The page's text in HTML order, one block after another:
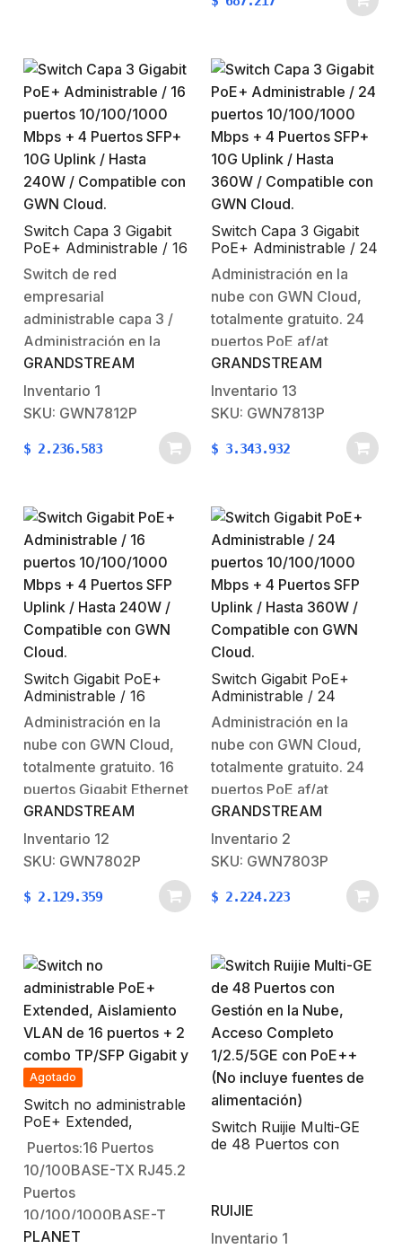
Switch Capa 3 Gigabit
PoE+ Administrable / 16
puertos 10/100/1000
Mbps + 4 Puertos SFP+
10G Uplink / Hasta
240W / Compatible con
GWN Cloud.
Switch de red
empresarial
administrable capa 3 /
Administración en la
nube con GWN Cloud,
totalmente gratuito.La
serie GWN7810 son
administrables de capa
empresas crear redes
comerciales escalables,
seguras, de alto
rendimiento e
inteligentes…
GRANDSTREAM
Inventario 1
SKU: GWN7812P
$ 2.236.583
Switch Capa 3 Gigabit
PoE+ Administrable / 24
puertos 10/100/1000
Mbps + 4 Puertos SFP+
10G Uplink / Hasta
360W / Compatible con
GWN Cloud.
Administración en la
nube con GWN Cloud,
totalmente gratuito. 24
puertos PoE af/at
Gigabit Ethernet.Poe
hasta 360W4 puertos
SFP+ 10G
Uplink.Administrado por
GWN.Cloud, GWN
GWN701X.GVRP para
realizar distribución,
registro y atributos
dinámicos de VLAN
propagación, reducir la
cantidad de
configuración manual
y…
GRANDSTREAM
Inventario 13
SKU: GWN7813P
$ 3.343.932
Switch Gigabit PoE+
Administrable / 16
puertos 10/100/1000
Mbps + 4 Puertos SFP
Uplink / Hasta 240W /
Compatible con GWN
Cloud.
Administración en la
nube con GWN Cloud,
totalmente gratuito. 16
puertos Gigabit Ethernet
PoE+.4 puertos SFP
Uplink.Administrado por
GWN.Cloud, GWN
Manager y GWN700X
&Enrutadores
registro y atributos
dinámicos de VLAN
propagación, reducir la
cantidad de
configuración manual y
garantizar la corrección
de…
GRANDSTREAM
Inventario 12
SKU: GWN7802P
$ 2.129.359
Switch Gigabit PoE+
Administrable / 24
puertos 10/100/1000
Mbps + 4 Puertos SFP
Uplink / Hasta 360W /
Compatible con GWN
Cloud.
Administración en la
nube con GWN Cloud,
totalmente gratuito. 24
puertos PoE af/at
Gigabit Ethernet.Poe
hasta 360W4 puertos
SFP Uplink.Administrado
por GWN.Cloud, GWN
Manager y GWN700X
realizar distribución,
registro y atributos
dinámicos de VLAN
propagación, reducir la
cantidad de
configuración manual y
garantizar…
GRANDSTREAM
Inventario 2
SKU: GWN7803P
$ 2.224.223
Agotado
Switch no administrable
PoE+ Extended,
Aislamiento VLAN de 16
puertos + 2 combo
TP/SFP Gigabit y
Pantalla
Puertos:16 Puertos
10/100BASE-TX RJ45.2
Puertos
10/100/1000BASE-T
RJ45.2 Interfaces
PLANET
Switch Ruijie Multi-GE
de 48 Puertos con
(No incluye fuentes de
alimentación)
RUIJIE
Inventario 1